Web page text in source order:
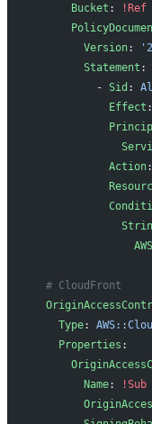
      Bucket
: !Ref
        Version
:
        Statement
:
          -
Sid :
            Effect
:
            Action
:
  # CloudFront
    Type
:
    Properties
:
        Name
: !Sub